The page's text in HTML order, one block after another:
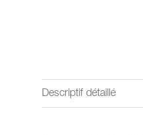
Descriptif détaillé